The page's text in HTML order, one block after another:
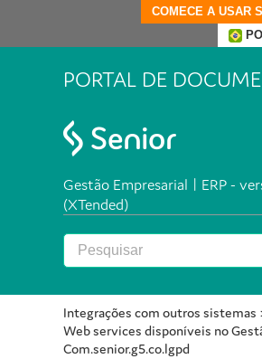
COMECE A USAR
PORTAL DE
Gestão Empresarial | ERP -
(XTended)
Integrações com outros sistemas
Web services disponíveis no
Com.senior.g5.co.lgpd